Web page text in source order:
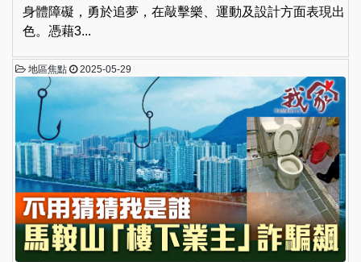
身體障礙，勇於追夢，在敲擊樂、運動及設計方面表現出
色。憑藉3...
地區焦點 2025-05-29